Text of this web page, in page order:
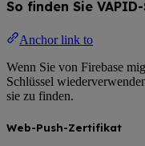
So finden Sie
Anchor link to
Wenn Sie von Firebase
Schlüssel
sie zu finden.
Web-Push-Zertifikat